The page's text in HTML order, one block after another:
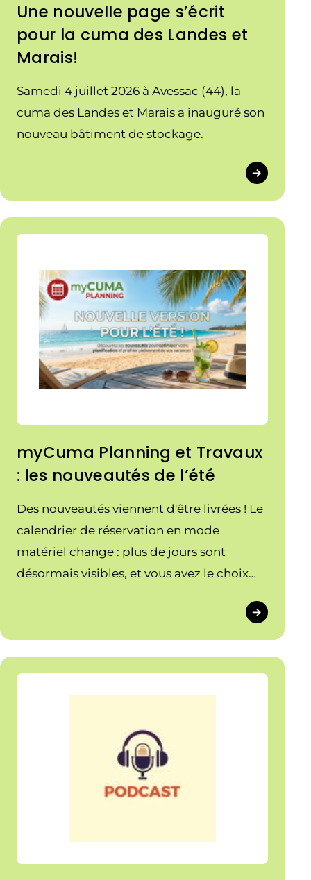
Une nouvelle page s’écrit
pour la cuma des Landes et
Marais!
Samedi 4 juillet 2026 à Avessac (44), la
cuma des Landes et Marais a inauguré son
nouveau bâtiment de stockage.
myCuma Planning et Travaux
: les nouveautés de l’été
Des nouveautés viennent d'être livrées ! Le
calendrier de réservation en mode
matériel change : plus de jours sont
désormais visibles, et vous avez le choix
Découvrez les nouvelles fonctionnalités.